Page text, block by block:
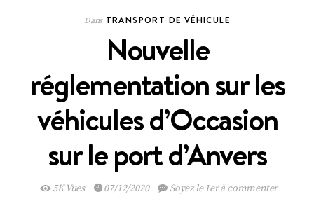
Dans TRANSPORT DE VÉHICULE
Nouvelle
réglementation sur les
véhicules d’Occasion
sur le port d’Anvers
5K Vues 07/12/2020
Soyez le 1er à commenter